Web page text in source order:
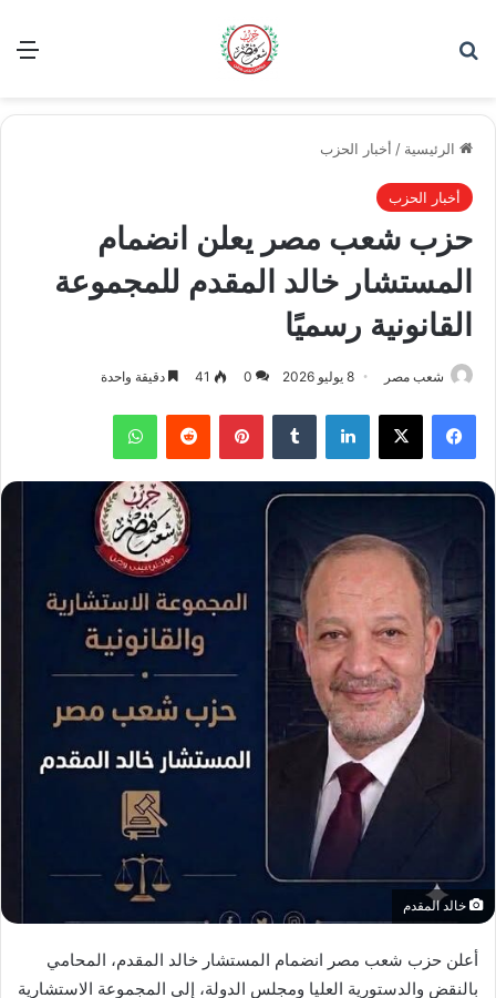
الرئيسية / أخبار الحزب
أخبار الحزب
حزب شعب مصر يعلن انضمام
المستشار خالد المقدم للمجموعة
القانونية رسميًا
شعب مصر 8 يوليو 2026 0
41 دقيقة واحدة
فيسبوك ‫X لينكدإن بينتيريست واتساب
خالد المقدم
أعلن حزب شعب مصر انضمام المستشار خالد المقدم، المحامي
بالنقض والدستورية العليا ومجلس الدولة، إلى المجموعة الاستشارية